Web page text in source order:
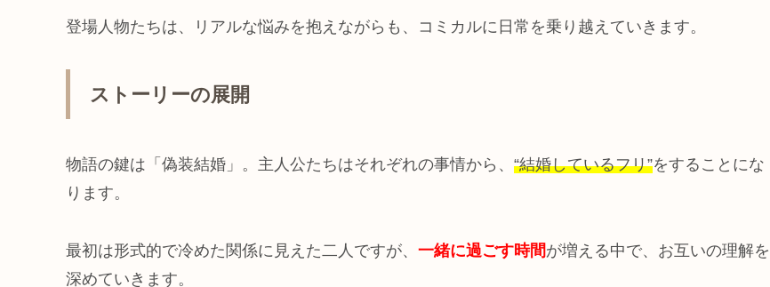
登場人物たちは、リアルな悩みを抱えながらも、コミカルに日常を乗り越えていきます。
ストーリーの展開
物語の鍵は「偽装結婚」。主人公たちはそれぞれの事情から、 “結婚しているフリ”をすることにな
ります。
最初は形式的で冷めた関係に見えた二人ですが、 一緒に過ごす時間が増える中で、お互いの理解を
深めていきます。